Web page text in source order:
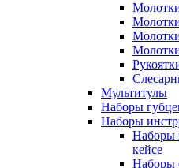
Мультитулы
Наборы
Наборы
Наборы
кейсе
Наборы